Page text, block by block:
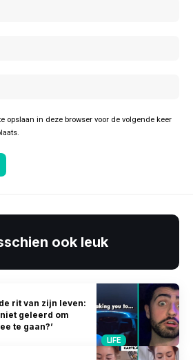
opslaan in deze browser voor de volgende keer
ook leuk
LIFE
rit van zijn leven:
geleerd om
te gaan?’